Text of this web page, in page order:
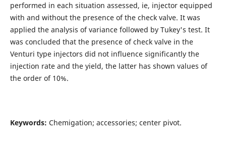
performed in each situation assessed, ie, injector equipped
with and without the presence of the check valve. It was
applied the analysis of variance followed by Tukey's test. It
was concluded that the presence of check valve in the
Venturi type injectors did not influence significantly the
injection rate and the yield, the latter has shown values ​​of
the order of 10%.
Keywords: Chemigation; accessories; center pivot.